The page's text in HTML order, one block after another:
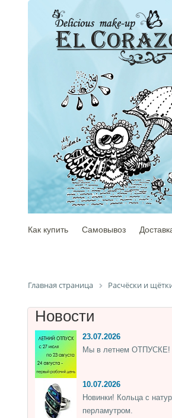
Как купить Самовывоз
Главная страница Расчёски и
Новости
23.07.2026
Мы в летнем ОТПУСКЕ!
10.07.2026
Новинки! Кольца с
перламутром.